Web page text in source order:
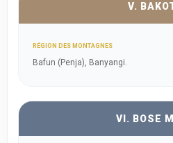
V.
RÉGION DES MONTAGNES
Bafun (Penja), Banyangi.
VI. BOSE